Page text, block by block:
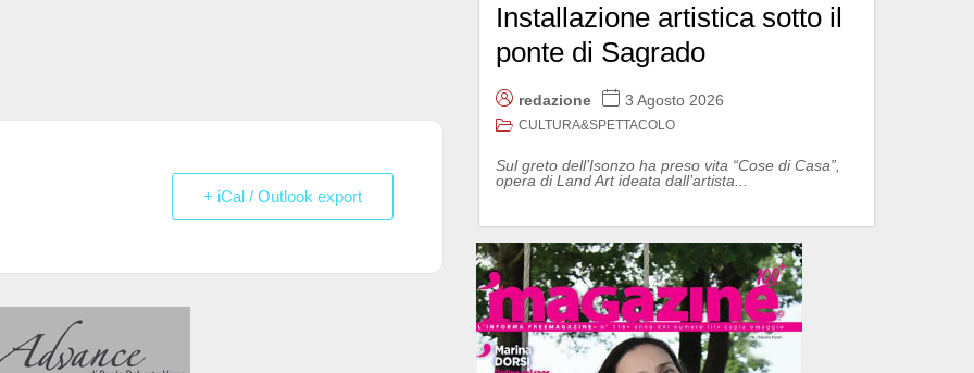
+ iCal / Outlook export
Installazione artistica sotto il
ponte di Sagrado
redazione 3 Agosto 2026
CULTURA&SPETTACOLO
Sul greto dell’Isonzo ha preso vita “Cose di Casa”,
opera di Land Art ideata dall’artista...